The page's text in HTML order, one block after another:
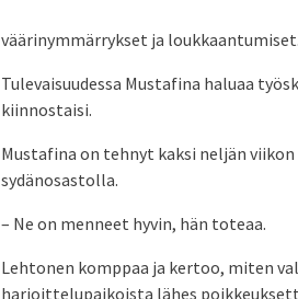
väärinymmärrykset ja loukkaantumiset.
Tulevaisuudessa Mustafina haluaa
kiinnostaisi.
Mustafina on tehnyt kaksi neljän
sydänosastolla.
– Ne on menneet hyvin, hän toteaa.
Lehtonen komppaa ja kertoo, miten
harjoittelupaikoista lähes